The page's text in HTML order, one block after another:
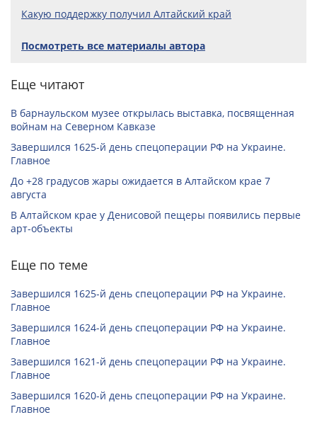
Какую поддержку получил Алтайский край
Посмотреть все материалы автора
Еще читают
В барнаульском музее открылась выставка, посвященная
войнам на Северном Кавказе
Завершился 1625-й день спецоперации РФ на Украине.
Главное
До +28 градусов жары ожидается в Алтайском крае 7
августа
В Алтайском крае у Денисовой пещеры появились первые
арт-объекты
Еще по теме
Завершился 1625-й день спецоперации РФ на Украине.
Главное
Завершился 1624-й день спецоперации РФ на Украине.
Главное
Завершился 1621-й день спецоперации РФ на Украине.
Главное
Завершился 1620-й день спецоперации РФ на Украине.
Главное